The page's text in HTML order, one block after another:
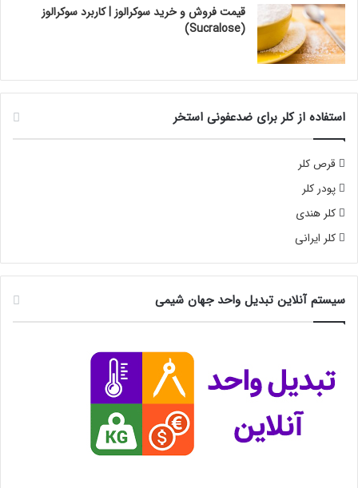
قیمت فروش و خرید سوکرالوز | کاربرد سوکرالوز
(Sucralose)
استفاده از کلر برای ضدعفونی استخر
قرص کلر
پودر کلر
کلر هندی
کلر ایرانی
سیستم آنلاین تبدیل واحد جهان شیمی